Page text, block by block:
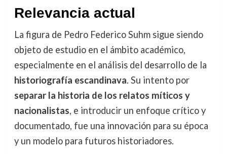
Relevancia actual
La figura de Pedro Federico Suhm sigue siendo
objeto de estudio en el ámbito académico,
especialmente en el análisis del desarrollo de la
historiografía escandinava. Su intento por
separar la historia de los relatos míticos y
nacionalistas, e introducir un enfoque crítico y
documentado, fue una innovación para su época
y un modelo para futuros historiadores.